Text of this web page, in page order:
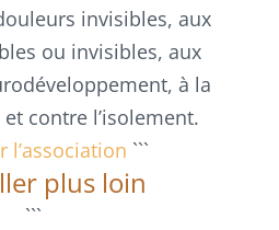
invisibles, aux
ou invisibles, aux
à la
contre l’isolement.
l’association ```
plus loin
```